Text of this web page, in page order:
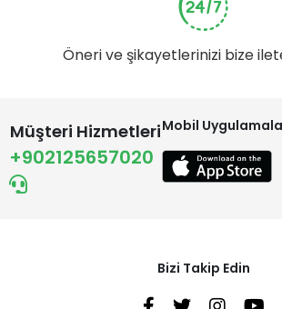
Öneri ve şikayetlerinizi bize
Müşteri Hizmetleri
+902125657020
Mobil
Bizi Takip Edin